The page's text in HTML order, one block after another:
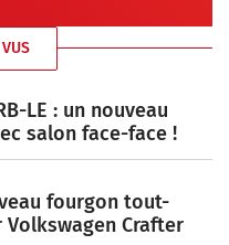
LE : un nouveau
salon face-face !
fourgon tout-
Crafter